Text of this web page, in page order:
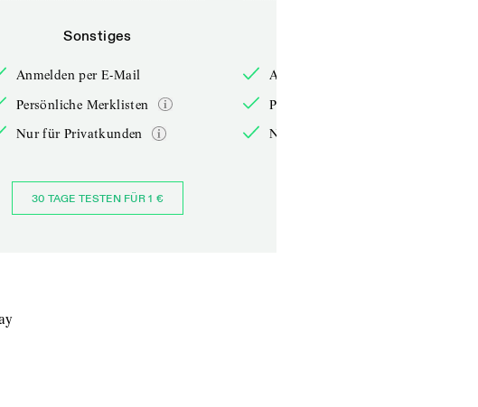
Sonstiges
Anmelden per E-Mail
Persönliche Merklisten
Nur für Privatkunden
30 TAGE TESTEN FÜR 1 €
Anmelden per E-Mail
Persönliche Merklisten
Nur für Privatkunden